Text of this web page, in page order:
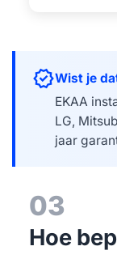
verifiedWist je
EKAA
LG,
jaar
03
Hoe